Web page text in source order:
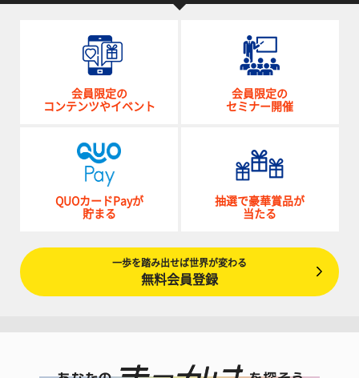
会員限定の
コンテンツやイベント
会員限定の
セミナー開催
QUOカードPayが
貯まる
抽選で豪華賞品が
当たる
一歩を踏み出せば世界が変わる
無料会員登録